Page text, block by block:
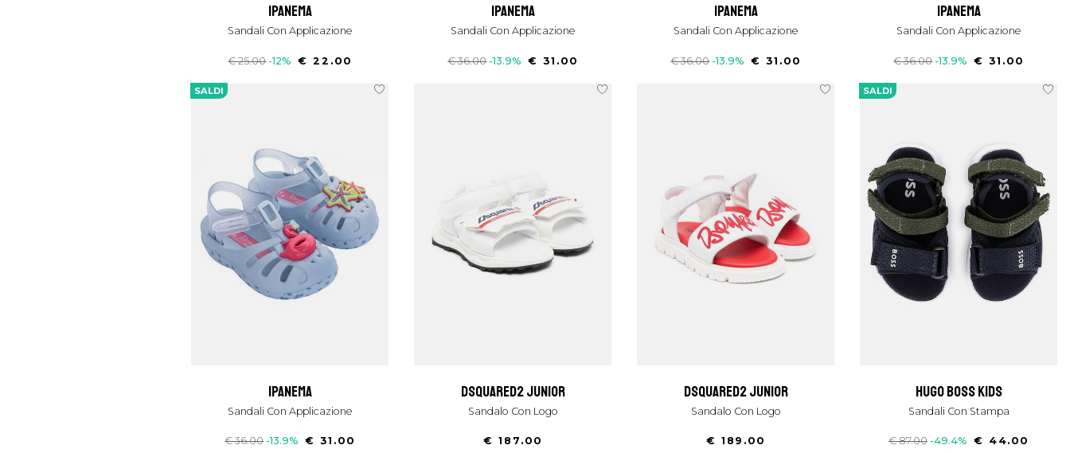
ipanema
Sandali Con Applicazione
€ 25.00 -12% € 22.00
ipanema
Sandali Con Applicazione
€ 36.00 -13.9% € 31.00
ipanema
Sandali Con Applicazione
€ 36.00 -13.9% € 31.00
ipanema
Sandali Con Applicazione
€ 36.00 -13.9% € 31.00
SALDI
ipanema
Sandali Con Applicazione
€ 36.00 -13.9% € 31.00
dsquared2 junior
Sandalo Con Logo
€ 187.00
dsquared2 junior
Sandalo Con Logo
€ 189.00
SALDI
hugo boss kids
Sandali Con Stampa
€ 87.00 -49.4% € 44.00